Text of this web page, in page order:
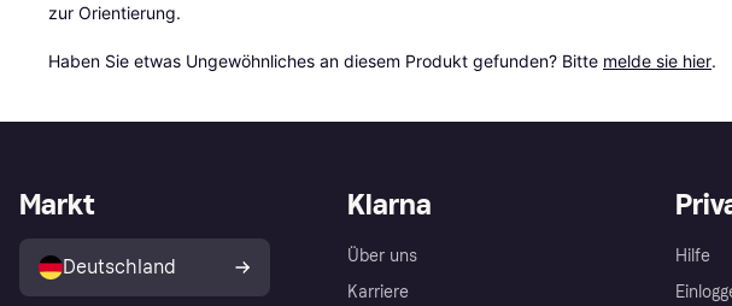
zur Orientierung.
Haben Sie etwas Ungewöhnliches an diesem Produkt gefunden? Bitte melde sie hier.
Klarna
Über uns
Karriere
Hilfe
Markt
Deutschland